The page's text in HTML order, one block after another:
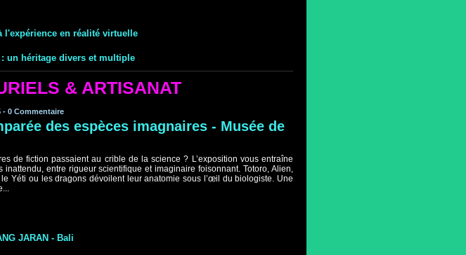
l'expérience en réalité virtuelle
un héritage divers et multiple
& ARTISANAT
- 0 Commentaire
des espèces imagnaires - Musée de
de fiction passaient au crible de la science ? L’exposition vous entraîne
inattendu, entre rigueur scientifique et imaginaire foisonnant. Totoro, Alien,
Yéti ou les dragons dévoilent leur anatomie sous l’œil du biologiste. Une
JARAN - Bali